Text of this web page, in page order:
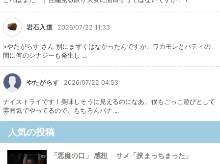
岩石入道 2026/07/22 11:33
>やたがらす さん 別にまずくはなかったんですが、ワカモレとパティの
間に何のシナジーも発生し ...
やたがらす 2026/07/22 04:53
ナイストライです！美味しそうに見えるのになあ。僕もごっこ遊びとして
雰囲気でやってるので、もちろんバナ ...
人気の投稿
「悪魔の口」 感想 サメ「挟まっちまった」